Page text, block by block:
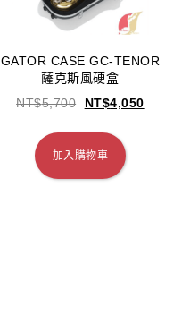
GATOR CASE GC-TENOR
薩克斯風硬盒
NT$5,700 NT$4,050
加入購物車